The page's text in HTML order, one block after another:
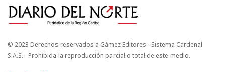
© 2023 Derechos reservados a Gámez Editores - Sistema Cardenal
S.A.S. - Prohibida la reproducción parcial o total de este medio.